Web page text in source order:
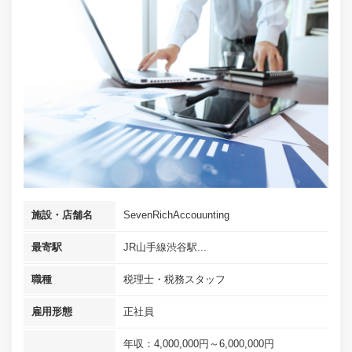
施設・店舗名 SevenRichAccouunting
最寄駅 JR山手線渋谷駅...
職種 税理士・税務スタッフ
雇用形態 正社員
年収：4,000,000円～6,000,000円